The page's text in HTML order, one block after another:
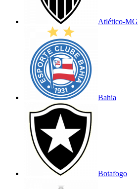
Atlético-MG
Bahia
Botafogo